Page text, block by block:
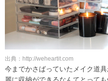
出典：http://weheartit.com
今までかさばっていたメイク道